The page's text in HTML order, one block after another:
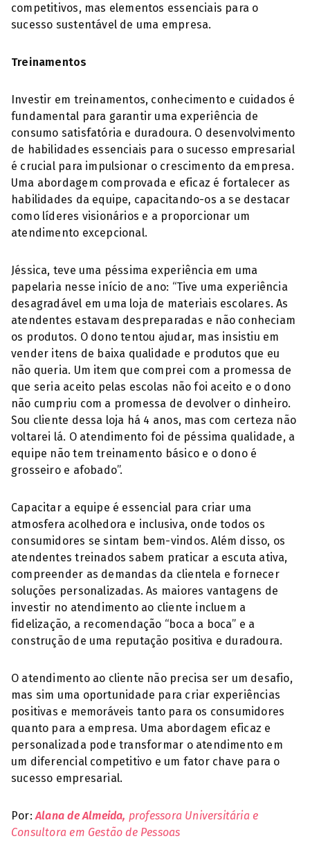
competitivos, mas elementos essenciais para o
sucesso sustentável de uma empresa.
Treinamentos
Investir em treinamentos, conhecimento e cuidados é
fundamental para garantir uma experiência de
consumo satisfatória e duradoura. O desenvolvimento
de habilidades essenciais para o sucesso empresarial
é crucial para impulsionar o crescimento da empresa.
Uma abordagem comprovada e eficaz é fortalecer as
habilidades da equipe, capacitando-os a se destacar
como líderes visionários e a proporcionar um
atendimento excepcional.
Jéssica, teve uma péssima experiência em uma
papelaria nesse início de ano: “Tive uma experiência
desagradável em uma loja de materiais escolares. As
atendentes estavam despreparadas e não conheciam
os produtos. O dono tentou ajudar, mas insistiu em
vender itens de baixa qualidade e produtos que eu
não queria. Um item que comprei com a promessa de
que seria aceito pelas escolas não foi aceito e o dono
não cumpriu com a promessa de devolver o dinheiro.
Sou cliente dessa loja há 4 anos, mas com certeza não
voltarei lá. O atendimento foi de péssima qualidade, a
equipe não tem treinamento básico e o dono é
grosseiro e afobado”.
Capacitar a equipe é essencial para criar uma
atmosfera acolhedora e inclusiva, onde todos os
consumidores se sintam bem-vindos. Além disso, os
atendentes treinados sabem praticar a escuta ativa,
compreender as demandas da clientela e fornecer
soluções personalizadas. As maiores vantagens de
investir no atendimento ao cliente incluem a
fidelização, a recomendação “boca a boca” e a
construção de uma reputação positiva e duradoura.
O atendimento ao cliente não precisa ser um desafio,
mas sim uma oportunidade para criar experiências
positivas e memoráveis tanto para os consumidores
quanto para a empresa. Uma abordagem eficaz e
personalizada pode transformar o atendimento em
um diferencial competitivo e um fator chave para o
sucesso empresarial.
Por:Alana de Almeida, professora Universitária e
Consultora em Gestão de Pessoas